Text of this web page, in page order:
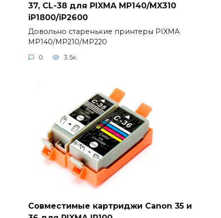
37, CL-38 для PIXMA MP140/MX310
iP1800/iP2600
Довольно старенькие принтеры PIXMA
MP140/MP210/MP220
0 3.5к.
Совместимые картриджи Canon 35 и